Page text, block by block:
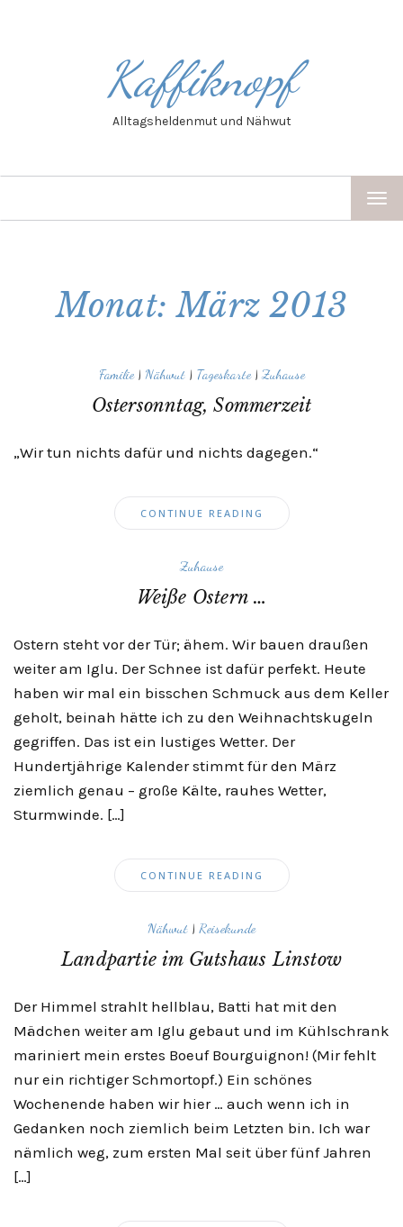
Kaffiknopf
Alltagsheldenmut und Nähwut
Monat: März 2013
Familie| Nähwut| Tageskarte|Zuhause
Ostersonntag, Sommerzeit
„Wir tun nichts dafür und nichts dagegen.“
CONTINUE READING
Zuhause
Weiße Ostern …
Ostern steht vor der Tür; ähem. Wir bauen draußen
weiter am Iglu. Der Schnee ist dafür perfekt. Heute
haben wir mal ein bisschen Schmuck aus dem Keller
geholt, beinah hätte ich zu den Weihnachtskugeln
gegriffen. Das ist ein lustiges Wetter. Der
Hundertjährige Kalender stimmt für den März
ziemlich genau – große Kälte, rauhes Wetter,
Sturmwinde. […]
CONTINUE READING
Nähwut | Reisekunde
Landpartie im Gutshaus Linstow
Der Himmel strahlt hellblau, Batti hat mit den
Mädchen weiter am Iglu gebaut und im Kühlschrank
mariniert mein erstes Boeuf Bourguignon! (Mir fehlt
nur ein richtiger Schmortopf.) Ein schönes
Wochenende haben wir hier … auch wenn ich in
Gedanken noch ziemlich beim Letzten bin. Ich war
nämlich weg, zum ersten Mal seit über fünf Jahren
[…]